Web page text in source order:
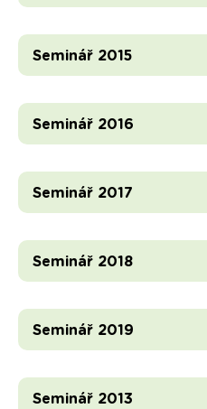
Seminář 2015
Seminář 2016
Seminář 2017
Seminář 2018
Seminář 2019
Seminář 2013